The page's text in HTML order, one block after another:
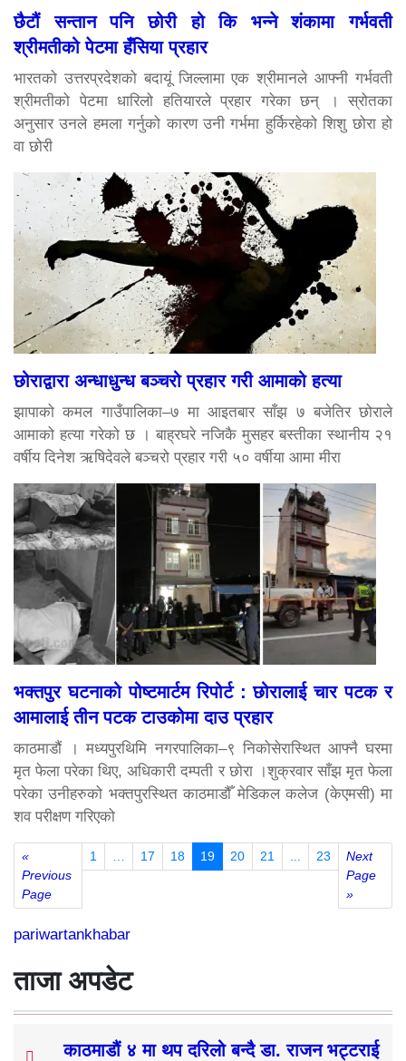
छैटौं सन्तान पनि छोरी हो कि भन्ने शंकामा गर्भवती
श्रीमतीको पेटमा हँसिया प्रहार
भारतको उत्तरप्रदेशको बदायूं जिल्लामा एक श्रीमानले आफ्नी गर्भवती
श्रीमतीको पेटमा धारिलो हतियारले प्रहार गरेका छन् । स्रोतका
अनुसार उनले हमला गर्नुको कारण उनी गर्भमा हुर्किरहेको शिशु छोरा हो
वा छोरी
छोराद्वारा अन्धाधुन्ध बञ्चरो प्रहार गरी आमाको हत्या
झापाको कमल गाउँपालिका–७ मा आइतबार साँझ ७ बजेतिर छोराले
आमाको हत्या गरेको छ । बाह्रघरे नजिकै मुसहर बस्तीका स्थानीय २१
वर्षीय दिनेश ऋषिदेवले बञ्चरो प्रहार गरी ५० वर्षीया आमा मीरा
भक्तपुर घटनाको पोष्टमार्टम रिपोर्ट : छोरालाई चार पटक र
आमालाई तीन पटक टाउकोमा दाउ प्रहार
काठमाडौं । मध्यपुरथिमि नगरपालिका–९ निकोसेरास्थित आफ्नै घरमा
मृत फेला परेका थिए, अधिकारी दम्पती र छोरा ।शुक्रवार साँझ मृत फेला
परेका उनीहरुको भक्तपुरस्थित काठमाडौँ मेडिकल कलेज (केएमसी) मा
शव परीक्षण गरिएको
«
Previous
Page
1 17 18 19 20 21 23
Next
Page
»
pariwartankhabar
ताजा अपडेट
काठमाडौं ४ मा थप दरिलो बन्दै डा. राजन भट्टराई